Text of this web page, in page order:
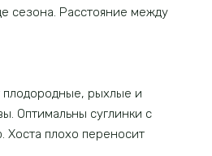
сезона. Расстояние между
плодородные, рыхлые и
Оптимальны суглинки с
Хоста плохо переносит